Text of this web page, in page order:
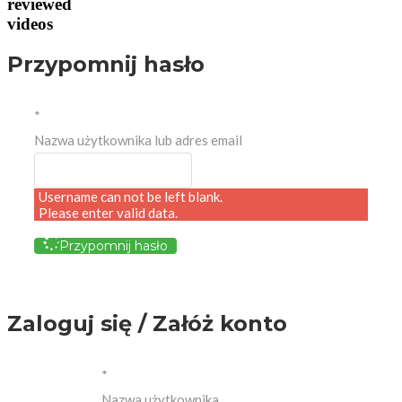
reviewed
videos
Przypomnij hasło
*
Nazwa użytkownika lub adres email
Username can not be left blank.
Please enter valid data.
Przypomnij hasło
Zaloguj się / Załóż konto
*